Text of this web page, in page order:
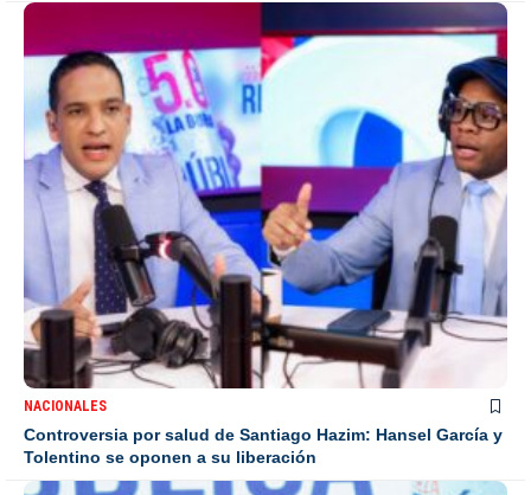
NACIONALES
Controversia por salud de Santiago Hazim: Hansel García y
Tolentino se oponen a su liberación